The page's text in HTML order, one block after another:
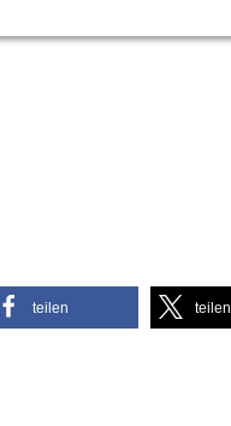
teilen teilen